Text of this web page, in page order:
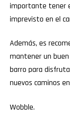
importante tener
imprevisto en el
Además, es
mantener un
barro para
nuevos caminos
Wobble.